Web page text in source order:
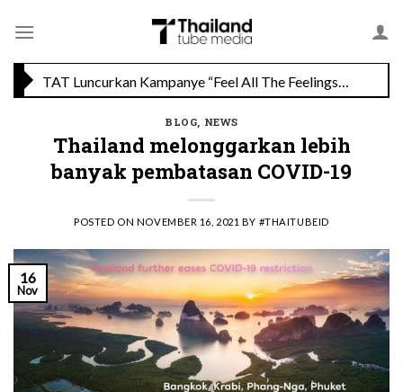
BLOG, NEWS
Thailand melonggarkan lebih
banyak pembatasan COVID-19
POSTED ON NOVEMBER 16, 2021 BY #THAITUBEID
16
Nov